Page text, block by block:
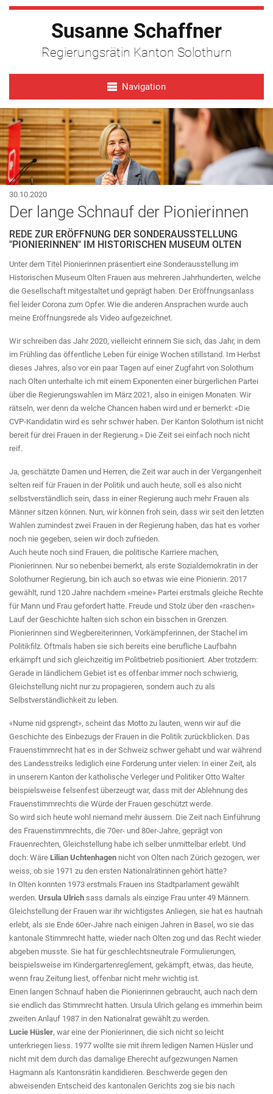
Susanne Schaffner
Regierungsrätin Kanton Solothurn
Navigation
30.10.2020
Der lange Schnauf der Pionierinnen
REDE ZUR ERÖFFNUNG DER SONDERAUSSTELLUNG
"PIONIERINNEN" IM HISTORISCHEN MUSEUM OLTEN
Unter dem Titel Pionierinnen präsentiert eine Sonderausstellung im
Historischen Museum Olten Frauen aus mehreren Jahrhunderten, welche
die Gesellschaft mitgestaltet und geprägt haben. Der Eröffnungsanlass
fiel leider Corona zum Opfer. Wie die anderen Ansprachen wurde auch
meine Eröffnungsrede als Video aufgezeichnet.
Wir schreiben das Jahr 2020, vielleicht erinnern Sie sich, das Jahr, in dem
im Frühling das öffentliche Leben für einige Wochen stillstand. Im Herbst
dieses Jahres, also vor ein paar Tagen auf einer Zugfahrt von Solothurn
nach Olten unterhalte ich mit einem Exponenten einer bürgerlichen Partei
über die Regierungswahlen im März 2021, also in einigen Monaten. Wir
rätseln, wer denn da welche Chancen haben wird und er bemerkt: «Die
CVP-Kandidatin wird es sehr schwer haben. Der Kanton Solothurn ist nicht
bereit für drei Frauen in der Regierung.» Die Zeit sei einfach noch nicht
reif.
Ja, geschätzte Damen und Herren, die Zeit war auch in der Vergangenheit
selten reif für Frauen in der Politik und auch heute, soll es also nicht
selbstverständlich sein, dass in einer Regierung auch mehr Frauen als
Männer sitzen können. Nun, wir können froh sein, dass wir seit den letzten
Wahlen zumindest zwei Frauen in der Regierung haben, das hat es vorher
noch nie gegeben, seien wir doch zufrieden.
Auch heute noch sind Frauen, die politische Karriere machen,
Pionierinnen. Nur so nebenbei bemerkt, als erste Sozialdemokratin in der
Solothurner Regierung, bin ich auch so etwas wie eine Pionierin. 2017
gewählt, rund 120 Jahre nachdem «meine» Partei erstmals gleiche Rechte
für Mann und Frau gefordert hatte. Freude und Stolz über den «raschen»
Lauf der Geschichte halten sich schon ein bisschen in Grenzen.
Pionierinnen sind Wegbereiterinnen, Vorkämpferinnen, der Stachel im
Politikfilz. Oftmals haben sie sich bereits eine berufliche Laufbahn
erkämpft und sich gleichzeitig im Politbetrieb positioniert. Aber trotzdem:
Gerade in ländlichem Gebiet ist es offenbar immer noch schwierig,
Gleichstellung nicht nur zu propagieren, sondern auch zu als
Selbstverständlichkeit zu leben.
«Nume nid gsprengt», scheint das Motto zu lauten, wenn wir auf die
Geschichte des Einbezugs der Frauen in die Politik zurückblicken. Das
Frauenstimmrecht hat es in der Schweiz schwer gehabt und war während
des Landesstreiks lediglich eine Forderung unter vielen: In einer Zeit, als
in unserem Kanton der katholische Verleger und Politiker Otto Walter
beispielsweise felsenfest überzeugt war, dass mit der Ablehnung des
Frauenstimmrechts die Würde der Frauen geschützt werde.
So wird sich heute wohl niemand mehr äussern. Die Zeit nach Einführung
des Frauenstimmrechts, die 70er- und 80er-Jahre, geprägt von
Frauenrechten, Gleichstellung habe ich selber unmittelbar erlebt. Und
doch: Wäre Lilian Uchtenhagen nicht von Olten nach Zürich gezogen, wer
weiss, ob sie 1971 zu den ersten Nationalrätinnen gehört hätte?
In Olten konnten 1973 erstmals Frauen ins Stadtparlament gewählt
werden. Ursula Ulrich sass damals als einzige Frau unter 49 Männern.
Gleichstellung der Frauen war ihr wichtigstes Anliegen, sie hat es hautnah
erlebt, als sie Ende 60er-Jahre nach einigen Jahren in Basel, wo sie das
kantonale Stimmrecht hatte, wieder nach Olten zog und das Recht wieder
abgeben musste. Sie hat für geschlechtsneutrale Formulierungen,
beispielsweise im Kindergartenreglement, gekämpft, etwas, das heute,
wenn frau Zeitung liest, offenbar nicht mehr wichtig ist.
Einen langen Schnauf haben die Pionierinnen gebraucht, auch nach dem
sie endlich das Stimmrecht hatten. Ursula Ulrich gelang es immerhin beim
zweiten Anlauf 1987 in den Nationalrat gewählt zu werden.
Lucie Hüsler, war eine der Pionierinnen, die sich nicht so leicht
unterkriegen liess. 1977 wollte sie mit ihrem ledigen Namen Hüsler und
nicht mit dem durch das damalige Eherecht aufgezwungen Namen
Hagmann als Kantonsrätin kandidieren. Beschwerde gegen den
abweisenden Entscheid des kantonalen Gerichts zog sie bis nach